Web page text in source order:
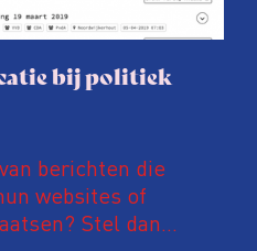
bij politiek
berichten die
websites of
Stel dan